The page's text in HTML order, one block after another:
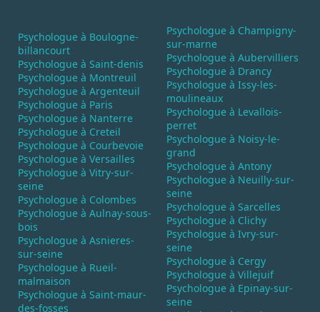
Psychologue à Boulogne-
billancourt
Psychologue à Saint-denis
Psychologue à Montreuil
Psychologue à Argenteuil
Psychologue à Paris
Psychologue à Nanterre
Psychologue à Creteil
Psychologue à Courbevoie
Psychologue à Versailles
Psychologue à Vitry-sur-
seine
Psychologue à Colombes
Psychologue à Aulnay-sous-
bois
Psychologue à Asnieres-
sur-seine
Psychologue à Rueil-
malmaison
Psychologue à Saint-maur-
des-fosses
Psychologue à Champigny-
sur-marne
Psychologue à Aubervilliers
Psychologue à Drancy
Psychologue à Issy-les-
moulineaux
Psychologue à Levallois-
perret
Psychologue à Noisy-le-
grand
Psychologue à Antony
Psychologue à Neuilly-sur-
seine
Psychologue à Sarcelles
Psychologue à Clichy
Psychologue à Ivry-sur-
seine
Psychologue à Cergy
Psychologue à Villejuif
Psychologue à Epinay-sur-
seine